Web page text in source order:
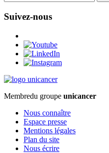
Suivez-nous
Membredu groupe unicancer
Nous connaître
Espace presse
Mentions légales
Plan du site
Nous écrire